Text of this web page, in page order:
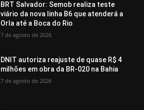
BRT Salvador: Semob realiza teste
viário da nova linha B6 que atenderá a
Orla até a Boca do Rio
7 de agosto de 2026
DNIT autoriza reajuste de quase R$ 4
milhões em obra da BR-020 na Bahia
7 de agosto de 2026